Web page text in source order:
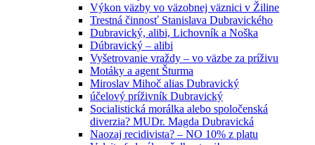
Výkon väzby vo väzobnej väznici v Žiline
Trestná činnosť Stanislava Dubravického
Dubravický, alibi, Lichovník a Noška
Dúbravický – alibi
Vyšetrovanie vraždy – vo väzbe za príživu
Motáky a agent Šturma
Miroslav Mihoč alias Dubravický
účelový príživník Dubravický
Socialistická morálka alebo spoločenská
diverzia? MUDr. Magda Dubravická
Naozaj recidivista? – NO 10% z platu